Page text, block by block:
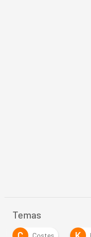
Temas